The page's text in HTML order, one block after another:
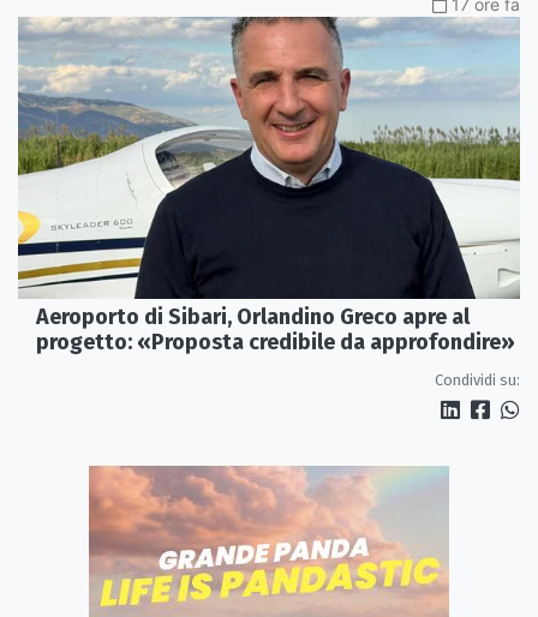
Aeroporto di Sibari, Orlandino Greco apre al
progetto: «Proposta credibile da approfondire»
Condividi su: